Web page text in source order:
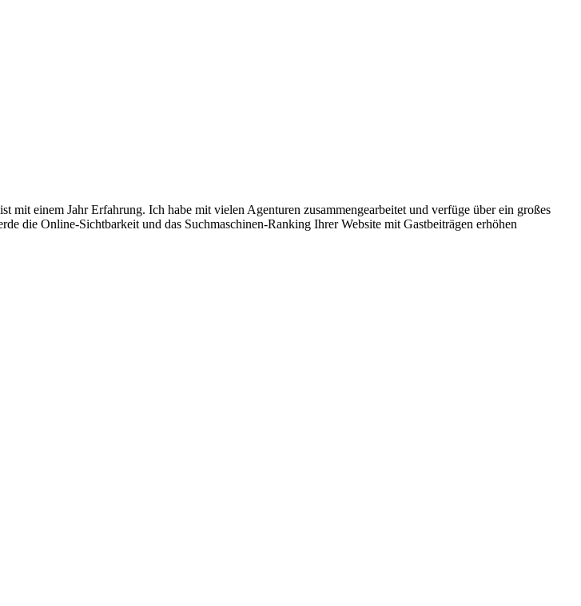
einem Jahr Erfahrung. Ich habe mit vielen Agenturen zusammengearbeitet und verfüge über ein großes
die Online-Sichtbarkeit und das Suchmaschinen-Ranking Ihrer Website mit Gastbeiträgen erhöhen